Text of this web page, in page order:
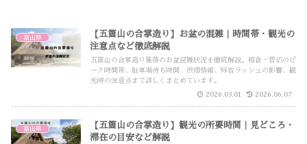
富山県
【五箇山の合掌造り】お盆の混雑｜時間帯・観光の
注意点など徹底解説
五箇山の合掌造り集落のお盆混雑状況を徹底解説。相倉・菅沼のピ
ーク時間帯、駐車場待ち時間、渋滞情報、帰省ラッシュの影響、観
光時の注意点まで詳しくまとめています。
2026.03.01 2026.06.07
富山県
【五箇山の合掌造り】観光の所要時間｜見どころ・
滞在の目安など解説